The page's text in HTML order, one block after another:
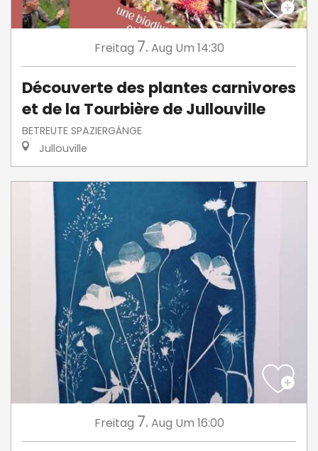
Freitag 7. Aug Um 14:30
Découverte des plantes carnivores
et de la Tourbière de Jullouville
BETREUTE SPAZIERGÄNGE
Jullouville
Freitag 7. Aug Um 16:00